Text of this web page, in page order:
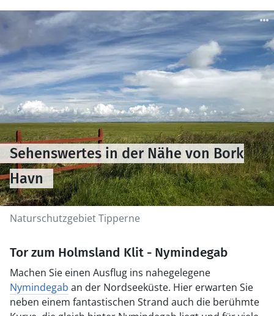
Naturschutzgebiet Tipperne
Sehenswertes in der Nähe von Bork
Havn
Tor zum Holmsland Klit - Nymindegab
Machen Sie einen Ausflug ins nahegelegene
Nymindegab an der Nordseeküste. Hier erwarten Sie
neben einem fantastischen Strand auch die berühmte